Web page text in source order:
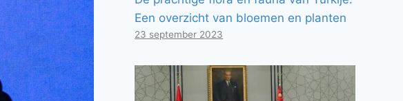
Een overzicht van bloemen en planten
23 september 2023